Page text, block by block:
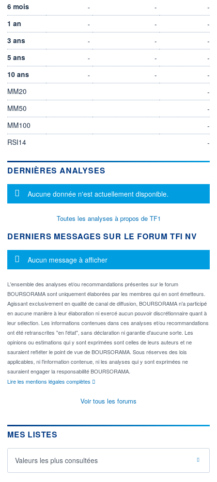
6 mois
- -
-
1 an
- -
-
3 ans
- -
-
5 ans
- -
-
10 ans
- -
-
MM20
-
MM50
-
MM100
-
RSI14
-
DERNIÈRES ANALYSES
Message d'information
Aucune donnée n'est actuellement disponible.
Toutes les analyses à propos de TF1
DERNIERS MESSAGES SUR LE FORUM TFI NV
Message d'information
Aucun message à afficher
L'ensemble des analyses et/ou recommandations présentes sur le forum
BOURSORAMA sont uniquement élaborées par les membres qui en sont émetteurs.
Agissant exclusivement en qualité de canal de diffusion, BOURSORAMA n'a participé
en aucune manière à leur élaboration ni exercé aucun pouvoir discrétionnaire quant à
leur sélection. Les informations contenues dans ces analyses et/ou recommandations
ont été retranscrites "en l'état", sans déclaration ni garantie d'aucune sorte. Les
opinions ou estimations qui y sont exprimées sont celles de leurs auteurs et ne
sauraient refléter le point de vue de BOURSORAMA. Sous réserves des lois
applicables, ni l'information contenue, ni les analyses qui y sont exprimées ne
sauraient engager la responsabilité BOURSORAMA.
Lire les mentions légales complètes
Voir tous les forums
MES LISTES
Valeurs les plus consultées